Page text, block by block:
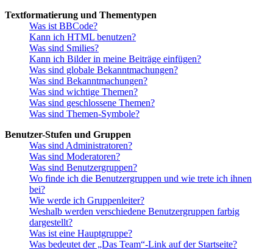
Textformatierung und Thementypen
Was ist BBCode?
Kann ich HTML benutzen?
Was sind Smilies?
Kann ich Bilder in meine Beiträge einfügen?
Was sind globale Bekanntmachungen?
Was sind Bekanntmachungen?
Was sind wichtige Themen?
Was sind geschlossene Themen?
Was sind Themen-Symbole?
Benutzer-Stufen und Gruppen
Was sind Administratoren?
Was sind Moderatoren?
Was sind Benutzergruppen?
Wo finde ich die Benutzergruppen und wie trete ich ihnen
bei?
Wie werde ich Gruppenleiter?
Weshalb werden verschiedene Benutzergruppen farbig
dargestellt?
Was ist eine Hauptgruppe?
Was bedeutet der „Das Team“-Link auf der Startseite?